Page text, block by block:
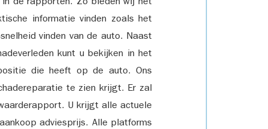
de rapporten. Zo bieden wij het
informatie vinden zoals het
vinden van de auto. Naast
kunt u bekijken in het
die heeft op de auto. Ons
te zien krijgt. Er zal
U krijgt alle actuele
adviesprijs. Alle platforms